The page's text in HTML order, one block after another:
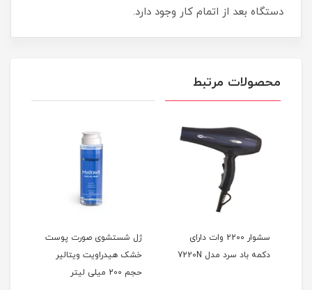
دستگاه بعد از اتمام کار وجود دارد.
محصولات مرتبط
سشوار 2200 وات دارای
دکمه باد سرد مدل 7220N
ژل شستشوی صورت پوست
خشک هیدراویت ویتالیر
حجم 200 میلی لیتر